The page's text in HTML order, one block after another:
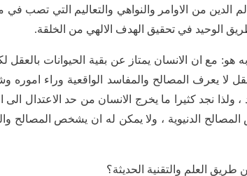
الدين من الاوامر والنواهي والتعاليم التي تصب في
الوحيد في تحقيق الهدف الالهي من الخلقة.
مع ان الانسان يمتاز عن بقية الحيوانات بالعقل
لا يعرف المصالح والمفاسد الواقعية وراء اموره
نجد كثيرا ما يخرج الانسان من حد الاعتدال الى
الدنيوية ، ولا يمكن له ان يشخص المصالح
العلم والتقنية الحديثة؟